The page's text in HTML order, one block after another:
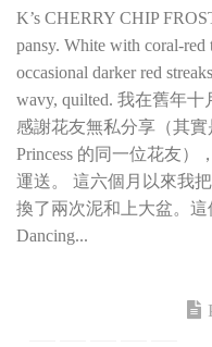
K’s CHERRY CHIP
pansy. White with coral-red
occasional darker red
wavy, quilted. 我在舊年
感謝花友無私分享（其實
Princess 的同一位花友
運送。 這六個月以來我
換了兩次泥和上大盆。這
Dancing...